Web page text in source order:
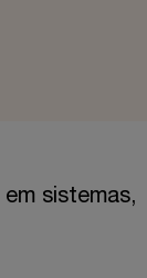
sistemas,